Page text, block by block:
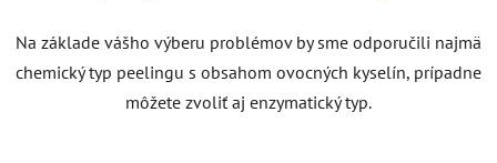
Na základe vášho výberu problémov by sme odporučili najmä
chemický typ peelingu s obsahom ovocných kyselín, prípadne
môžete zvoliť aj enzymatický typ.